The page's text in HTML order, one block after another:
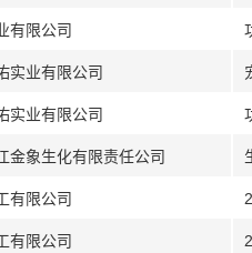
有限公司
实业有限公司
实业有限公司
金象生化有限责任公司
有限公司
有限公司